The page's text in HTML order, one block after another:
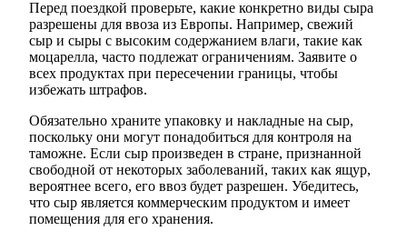
Перед поездкой проверьте, какие конкретно виды сыра
разрешены для ввоза из Европы. Например, свежий
сыр и сыры с высоким содержанием влаги, такие как
моцарелла, часто подлежат ограничениям. Заявите о
всех продуктах при пересечении границы, чтобы
избежать штрафов.
Обязательно храните упаковку и накладные на сыр,
поскольку они могут понадобиться для контроля на
таможне. Если сыр произведен в стране, признанной
свободной от некоторых заболеваний, таких как ящур,
вероятнее всего, его ввоз будет разрешен. Убедитесь,
что сыр является коммерческим продуктом и имеет
помещения для его хранения.